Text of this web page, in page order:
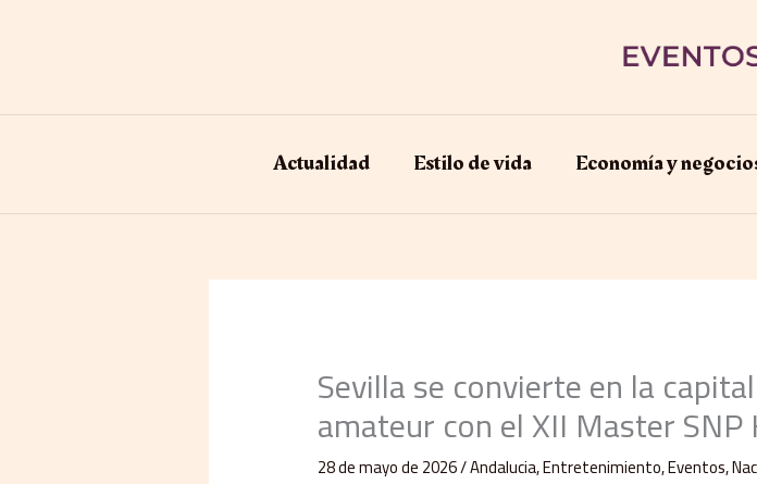
Actualidad Estilo de vida Economía y
Sevilla se convierte en la
amateur con el XII Master SNP
28 de mayo de 2026/Andalucia,Entretenimiento,Eventos,